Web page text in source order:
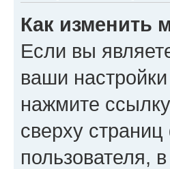
Как изменить
Если вы
ваши
нажмите
сверху
пользователя,